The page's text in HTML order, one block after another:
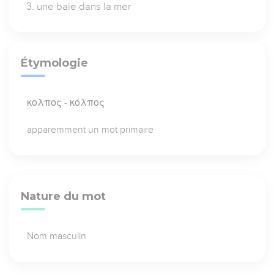
une baie dans la mer
Étymologie
κολπος - κόλπος
apparemment un mot primaire
Nature du mot
Nom masculin